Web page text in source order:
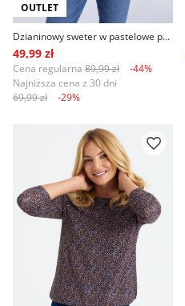
OUTLET
Dzianinowy sweter w pastelowe paski
49,99 zł
Cena regularna 89,99 zł
-44%
Najniższa cena z 30 dni
69,99 zł
-29%